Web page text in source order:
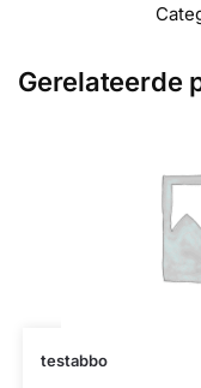
Gerelateerde
testabbo